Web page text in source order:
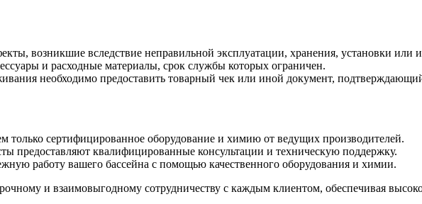
возникшие вследствие неправильной эксплуатации, хранения, установки или
и расходные материалы, срок службы которых ограничен.
необходимо предоставить товарный чек или иной документ,
только сертифицированное оборудование и химию от ведущих производителей.
предоставляют квалифицированные консультации и техническую поддержку.
работу вашего бассейна с помощью качественного оборудования и химии.
и взаимовыгодному сотрудничеству с каждым клиентом, обеспечивая